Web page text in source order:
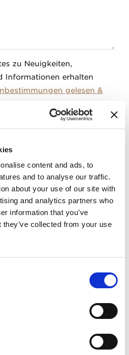
content and ads, to
and to analyse our traffic.
about your use of our site with
and analytics partners who
information that you’ve
collected from your use
zu Neuigkeiten,
Informationen erhalten
gelesen &